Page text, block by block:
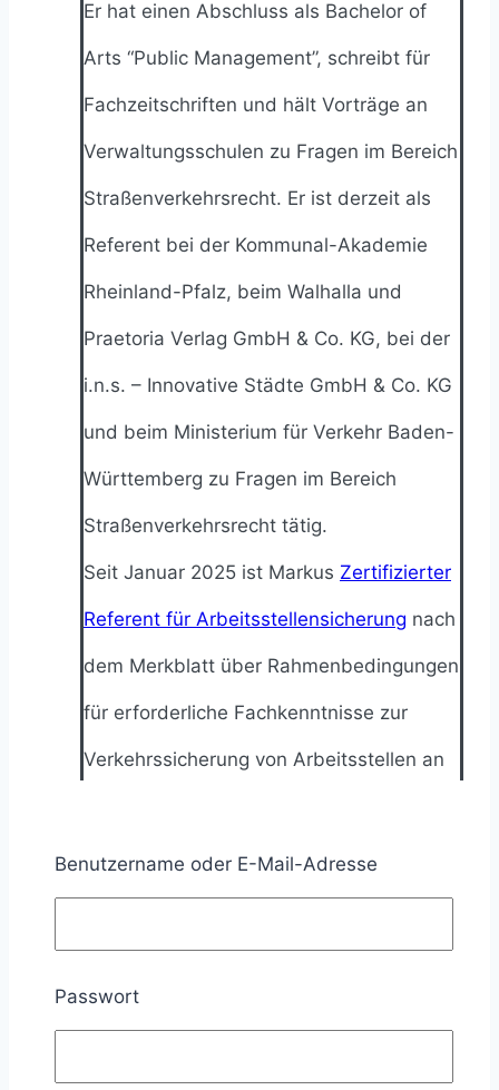
Er hat einen Abschluss als Bachelor of
Arts “Public Management”, schreibt für
Fachzeitschriften und hält Vorträge an
Verwaltungsschulen zu Fragen im Bereich
Straßenverkehrsrecht. Er ist derzeit als
Referent bei der Kommunal-Akademie
Rheinland-Pfalz, beim Walhalla und
Praetoria Verlag GmbH & Co. KG, bei der
i.n.s. – Innovative Städte GmbH & Co. KG
und beim Ministerium für Verkehr Baden-
Württemberg zu Fragen im Bereich
Straßenverkehrsrecht tätig.
Seit Januar 2025 ist Markus Zertifizierter
Referent für Arbeitsstellensicherung nach
dem Merkblatt über Rahmenbedingungen
für erforderliche Fachkenntnisse zur
Verkehrssicherung von Arbeitsstellen an
Industrieverbandes Straßenausstattung
e.V. (IVSt).
Teilen1
Benutzername oder E-Mail-Adresse
Passwort